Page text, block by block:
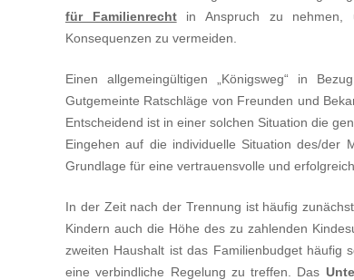
für Familienrechtin Anspruch zu nehmen,
Konsequenzen zu vermeiden.
Einen allgemeingültigen „Königsweg“ in
Gutgemeinte Ratschläge von Freunden und
Entscheidend ist in einer solchen Situation die
Eingehen auf die individuelle Situation des/der
Grundlage für eine vertrauensvolle und
In der Zeit nach der Trennung ist häufig
Kindern auch die Höhe des zu zahlenden
zweiten Haushalt ist das Familienbudget häufig
eine verbindliche Regelung zu treffen. Das